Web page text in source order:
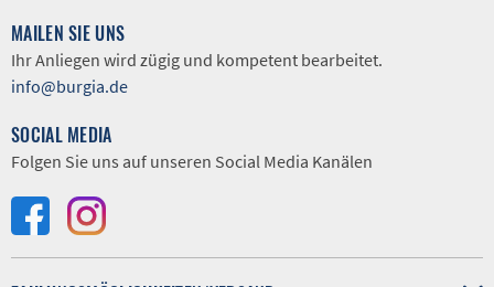
MAILEN SIE UNS
Ihr Anliegen wird zügig und kompetent bearbeitet.
info@burgia.de
SOCIAL MEDIA
Folgen Sie uns auf unseren Social Media Kanälen